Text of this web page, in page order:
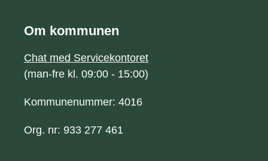
Om kommunen
Chat med Servicekontoret
(man-fre kl. 09:00 - 15:00)
Kommunenummer: 4016
Org. nr: 933 277 461